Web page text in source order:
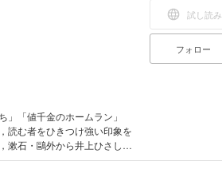
」「値千金のホームラン」
読む者をひきつけ強い印象を
漱石・鷗外から井上ひさし・
富に引用し，その多様な表現
試し読み
フォロー